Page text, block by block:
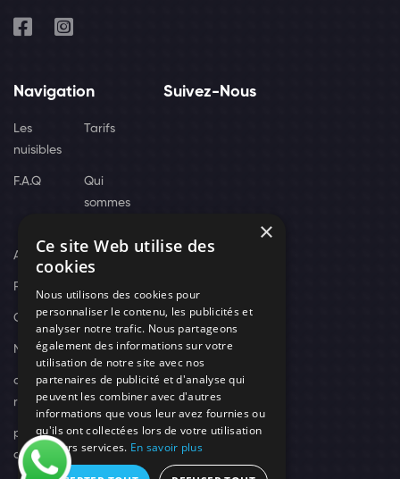
Navigation
Les
nuisibles
Tarifs
F.A.Q
Qui
sommes
Actus
Recrutement
Contact
Nos techniciens
campagne-
recrutement
politique de
confidentialité
Suivez-Nous
×
Ce site Web utilise des
cookies
Nous utilisons des cookies pour
personnaliser le contenu, les publicités et
analyser notre trafic. Nous partageons
également des informations sur votre
utilisation de notre site avec nos
partenaires de publicité et d'analyse qui
peuvent les combiner avec d'autres
informations que vous leur avez fournies ou
qu'ils ont collectées lors de votre utilisation
de leurs services. En savoir plus